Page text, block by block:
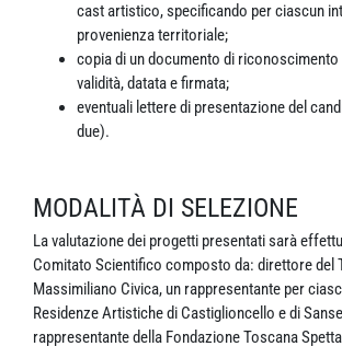
cast artistico, specificando per ciascun
provenienza territoriale;
copia di un documento di
validità, datata e firmata;
eventuali lettere di presentazione del
due).
MODALITÀ DI SELEZIONE
La valutazione dei progetti presentati sarà
Comitato Scientifico composto da: direttore del
Massimiliano Civica, un rappresentante per
Residenze Artistiche di Castiglioncello e di
rappresentante della Fondazione Toscana